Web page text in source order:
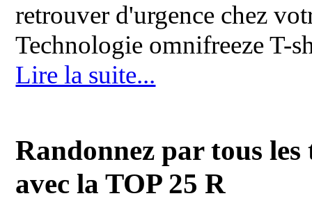
retrouver d'urgence chez
Technologie omnifreeze T-
Lire la suite...
Randonnez par tous
avec la TOP 25 R